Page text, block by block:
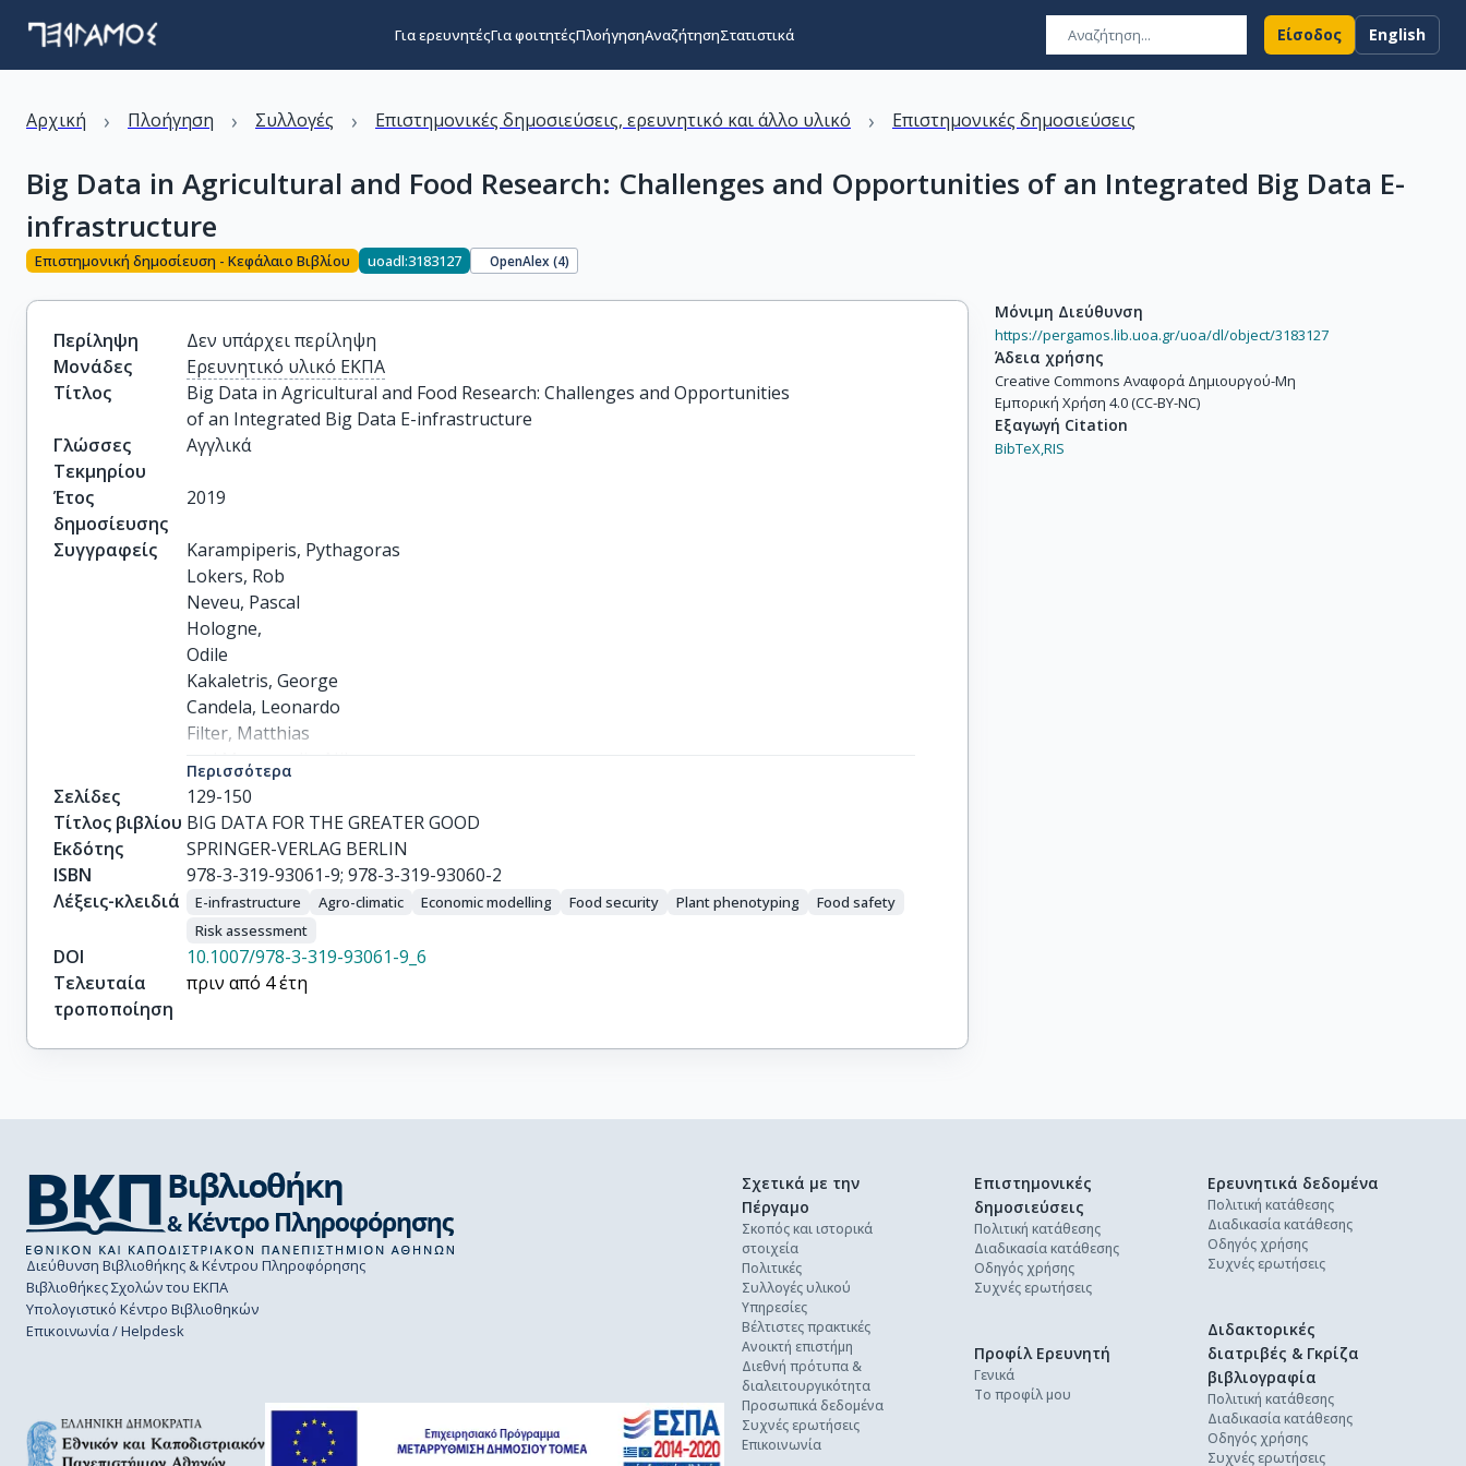
Για ερευνητέςΓια φοιτητέςΠλοήγησηΑναζήτησηΣτατιστικά Είσοδος English
Αρχική › Πλοήγηση › Συλλογές › Επιστημονικές δημοσιεύσεις, ερευνητικό και άλλο υλικό › Επιστημονικές δημοσιεύσεις
Big Data in Agricultural and Food Research: Challenges and Opportunities of an Integrated Big Data E-
infrastructure
Επιστημονική δημοσίευση - Κεφάλαιο Βιβλίου uoadl:3183127 OpenAlex (4)
Περίληψη
Δεν υπάρχει περίληψη
Μονάδες
Ερευνητικό υλικό ΕΚΠΑ
Τίτλος
Big Data in Agricultural and Food Research: Challenges and Opportunities
of an Integrated Big Data E-infrastructure
Γλώσσες
Τεκμηρίου
Αγγλικά
Έτος
δημοσίευσης
2019
Συγγραφείς
Karampiperis, Pythagoras
Lokers, Rob
Neveu, Pascal
Hologne,
Odile
Kakaletris, George
Candela, Leonardo
Filter, Matthias
and Manouselis, Nikos
Stavrakaki, Maritina
Zervas, Panagiotis
Περισσότερα
Σελίδες
129-150
Τίτλος βιβλίου BIG DATA FOR THE GREATER GOOD
Εκδότης
SPRINGER-VERLAG BERLIN
ISBN
978-3-319-93061-9; 978-3-319-93060-2
Λέξεις-κλειδιά
E-infrastructure Agro-climatic Economic modelling Food security Plant phenotyping
Food safety
Risk assessment
DOI
10.1007/978-3-319-93061-9_6
Τελευταία
τροποποίηση
πριν από 4 έτη
Μόνιμη Διεύθυνση
https://pergamos.lib.uoa.gr/uoa/dl/object/3183127
Άδεια χρήσης
Creative Commons Αναφορά Δημιουργού-Μη
Εμπορική Χρήση 4.0 (CC-BY-NC)
Εξαγωγή Citation
BibTeX,RIS
Διεύθυνση Βιβλιοθήκης & Κέντρου Πληροφόρησης
Βιβλιοθήκες Σχολών του ΕΚΠΑ
Υπολογιστικό Κέντρο Βιβλιοθηκών
Επικοινωνία / Helpdesk
Σχετικά με την
Πέργαμο
Σκοπός και ιστορικά
στοιχεία
Πολιτικές
Συλλογές υλικού
Υπηρεσίες
Βέλτιστες πρακτικές
Ανοικτή επιστήμη
Διεθνή πρότυπα &
διαλειτουργικότητα
Προσωπικά δεδομένα
Συχνές ερωτήσεις
Επικοινωνία
Επιστημονικές
δημοσιεύσεις
Πολιτική κατάθεσης
Διαδικασία κατάθεσης
Οδηγός χρήσης
Συχνές ερωτήσεις
Ερευνητικά δεδομένα
Πολιτική κατάθεσης
Διαδικασία κατάθεσης
Οδηγός χρήσης
Συχνές ερωτήσεις
Διδακτορικές
διατριβές & Γκρίζα
βιβλιογραφία
Πολιτική κατάθεσης
Διαδικασία κατάθεσης
Οδηγός χρήσης
Συχνές ερωτήσεις
Προφίλ Ερευνητή
Γενικά
Το προφίλ μου